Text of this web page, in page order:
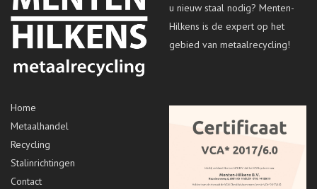
u nieuw staal nodig? Menten-
Hilkens is de expert op het
gebied van metaalrecycling!
Home
Metaalhandel
Recycling
Stalinrichtingen
Contact